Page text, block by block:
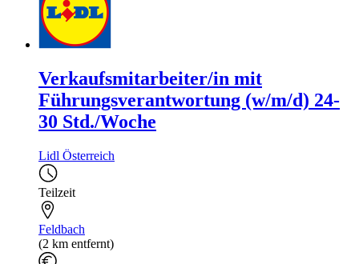
Verkaufsmitarbeiter/in mit
Führungsverantwortung (w/m/d) 24-
30 Std./Woche
Lidl Österreich
Teilzeit
Feldbach
(2 km entfernt)